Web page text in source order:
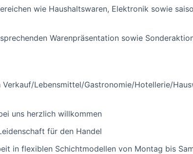
wie Haushaltswaren, Elektronik sowie
Warenpräsentation sowie
Verkauf/Lebensmittel/Gastronomie/Hotellerie/
uns herzlich willkommen
für den Handel
in flexiblen Schichtmodellen von Montag bis